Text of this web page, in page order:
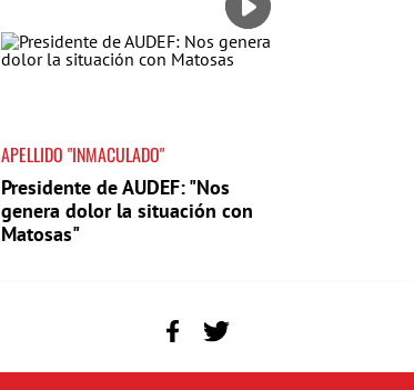
APELLIDO "INMACULADO"
Presidente de AUDEF: "Nos
genera dolor la situación con
Matosas"